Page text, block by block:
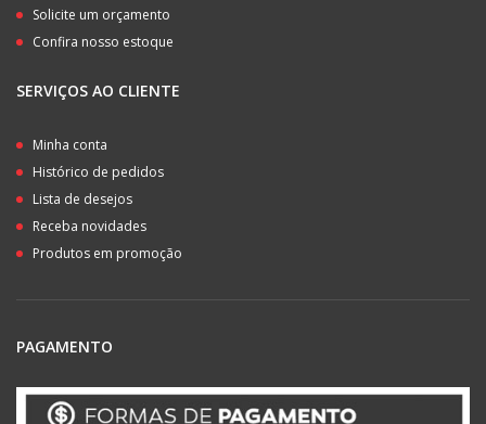
Solicite um orçamento
Confira nosso estoque
SERVIÇOS AO CLIENTE
Minha conta
Histórico de pedidos
Lista de desejos
Receba novidades
Produtos em promoção
PAGAMENTO